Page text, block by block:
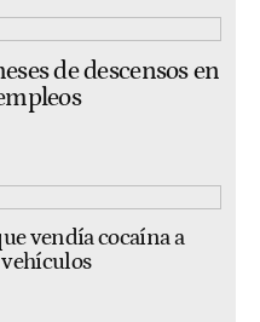
de descensos en
vendía cocaína a